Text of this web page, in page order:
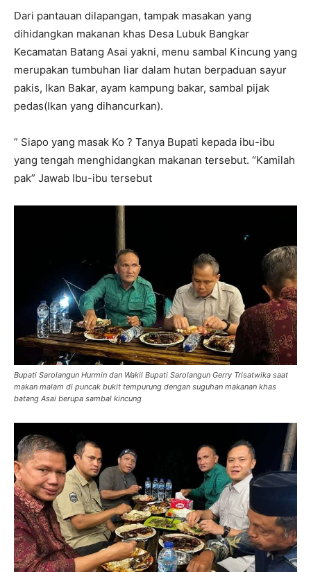
Dari pantauan dilapangan, tampak masakan yang
dihidangkan makanan khas Desa Lubuk Bangkar
Kecamatan Batang Asai yakni, menu sambal Kincung yang
merupakan tumbuhan liar dalam hutan berpaduan sayur
pakis, Ikan Bakar, ayam kampung bakar, sambal pijak
pedas(Ikan yang dihancurkan).
” Siapo yang masak Ko ? Tanya Bupati kepada ibu-ibu
yang tengah menghidangkan makanan tersebut. “Kamilah
pak” Jawab Ibu-ibu tersebut
Bupati Sarolangun Hurmin dan Wakil Bupati Sarolangun Gerry Trisatwika saat
makan malam di puncak bukit tempurung dengan suguhan makanan khas
batang Asai berupa sambal kincung